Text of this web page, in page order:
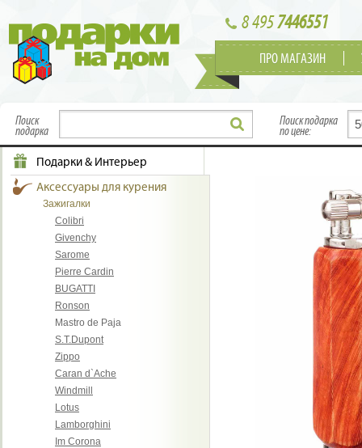
8 4957446551
ПРО МАГАЗИН
Поиск
подарка
Поиск подарка
по цене:
Подарки & Интерьер
Аксессуары для курения
Зажигалки
Colibri
Givenchy
Sarome
Pierre Cardin
BUGATTI
Ronson
Mastro de Paja
S.T.Dupont
Zippo
Caran d`Ache
Windmill
Lotus
Lamborghini
Im Corona